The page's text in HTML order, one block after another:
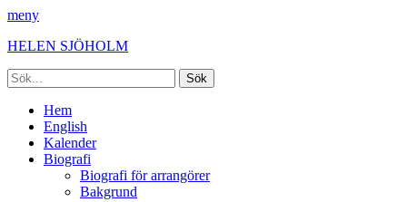
meny
HELEN SJÖHOLM
Sök
efter:
[label]
Primär
meny
Hoppa
innehåll
Hem
English
Kalender
Biografi
Biografi för arrangörer
Bakgrund